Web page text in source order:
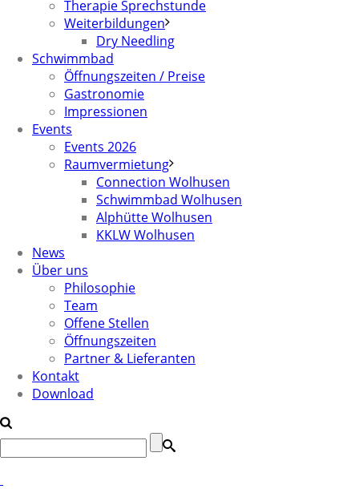
Therapie Sprechstunde
Weiterbildungen
Dry Needling
Schwimmbad
Öffnungszeiten / Preise
Gastronomie
Impressionen
Events
Events 2026
Raumvermietung
Connection Wolhusen
Schwimmbad Wolhusen
Alphütte Wolhusen
KKLW Wolhusen
News
Über uns
Philosophie
Team
Offene Stellen
Öffnungszeiten
Partner & Lieferanten
Kontakt
Download